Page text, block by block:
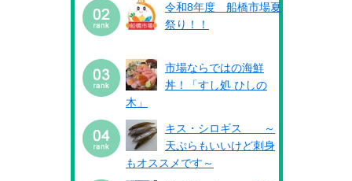
令和8年度 船橋市場夏
祭り！！
市場ならではの海鮮
丼！「すし処 ひしの
木」
キス・シロギス ～
天ぷらもいいけど刺身
もオススメです～